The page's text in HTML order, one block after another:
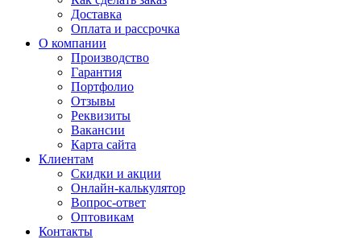
Доставка
Оплата и рассрочка
О компании
Производство
Гарантия
Портфолио
Отзывы
Реквизиты
Вакансии
Карта сайта
Клиентам
Скидки и акции
Онлайн-калькулятор
Вопрос-ответ
Оптовикам
Контакты